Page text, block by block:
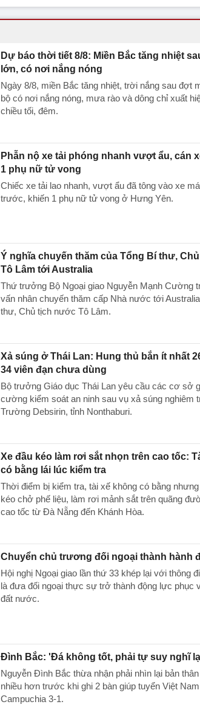
Dự báo thời tiết 8/8: Miền Bắc tăng nhiệt
lớn, có nơi nắng nóng
Ngày 8/8, miền Bắc tăng nhiệt, trời nắng sau đợt
bộ có nơi nắng nóng, mưa rào và dông chỉ xuất
chiều tối, đêm.
Phẫn nộ xe tải phóng nhanh vượt ẩu, cán
1 phụ nữ tử vong
Chiếc xe tải lao nhanh, vượt ẩu đã tông vào xe
trước, khiến 1 phụ nữ tử vong ở Hưng Yên.
Ý nghĩa chuyến thăm của Tổng Bí thư,
Tô Lâm tới Australia
Thứ trưởng Bộ Ngoại giao Nguyễn Mạnh Cường
vấn nhân chuyến thăm cấp Nhà nước tới
thư, Chủ tịch nước Tô Lâm.
Xả súng ở Thái Lan: Hung thủ bắn ít nhất
34 viên đạn chưa dùng
Bộ trưởng Giáo dục Thái Lan yêu cầu các cơ sở
cường kiểm soát an ninh sau vụ xả súng nghiêm
Trường Debsirin, tỉnh Nonthaburi.
Xe đầu kéo làm rơi sắt nhọn trên cao tốc:
có bằng lái lúc kiểm tra
Thời điểm bị kiểm tra, tài xế không có bằng
kéo chở phế liệu, làm rơi mảnh sắt trên quãng
cao tốc từ Đà Nẵng đến Khánh Hòa.
Chuyển chủ trương đối ngoại thành hành
Hội nghị Ngoại giao lần thứ 33 khép lại với thông
là đưa đối ngoại thực sự trở thành động lực phục
đất nước.
Đình Bắc: 'Đá không tốt, phải tự suy nghĩ
Nguyễn Đình Bắc thừa nhận phải nhìn lại bản
nhiều hơn trước khi ghi 2 bàn giúp tuyển Việt
Campuchia 3-1.